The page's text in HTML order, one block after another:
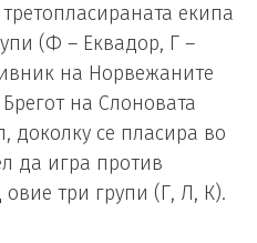
екипа
(Ф – Еквадор, Г –
на Норвежаните
на Слоновата
доколку се пласира во
да игра против
три групи (Г, Л, К).